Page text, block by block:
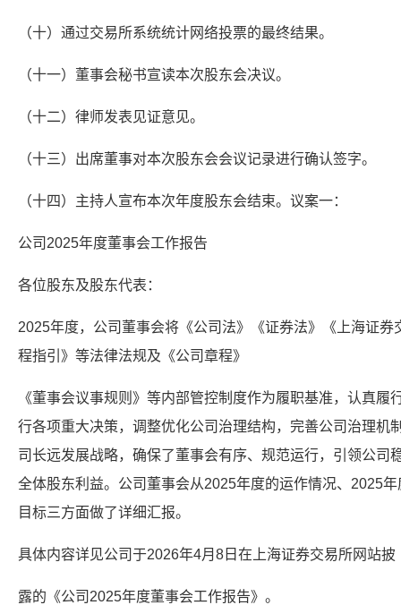
（十）通过交易所系统统计网络投票的最终结果。
（十一）董事会秘书宣读本次股东会决议。
（十二）律师发表见证意见。
（十三）出席董事对本次股东会会议记录进行确认签字。
（十四）主持人宣布本次年度股东会结束。议案一：
公司2025年度董事会工作报告
各位股东及股东代表：
2025年度，公司董事会将《公司法》《证券法》《上海证
程指引》等法律法规及《公司章程》
《董事会议事规则》等内部管控制度作为履职基准，认真履
行各项重大决策，调整优化公司治理结构，完善公司治理机
司长远发展战略，确保了董事会有序、规范运行，引领公司
全体股东利益。公司董事会从2025年度的运作情况、2025
目标三方面做了详细汇报。
具体内容详见公司于2026年4月8日在上海证券交易所网站披
露的《公司2025年度董事会工作报告》。